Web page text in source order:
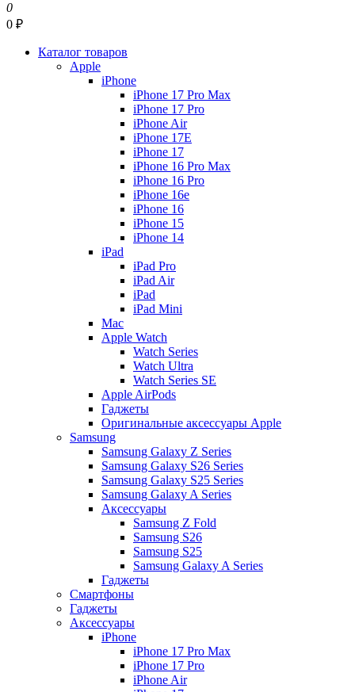
0
0 ₽
Каталог товаров
Apple
iPhone
iPhone 17 Pro Max
iPhone 17 Pro
iPhone Air
iPhone 17E
iPhone 17
iPhone 16 Pro Max
iPhone 16 Pro
iPhone 16e
iPhone 16
iPhone 15
iPhone 14
iPad
iPad Pro
iPad Air
iPad
iPad Mini
Mac
Apple Watch
Watch Series
Watch Ultra
Watch Series SE
Apple AirPods
Гаджеты
Оригинальные аксессуары Apple
Samsung
Samsung Galaxy Z Series
Samsung Galaxy S26 Series
Samsung Galaxy S25 Series
Samsung Galaxy A Series
Аксессуары
Samsung Z Fold
Samsung S26
Samsung S25
Samsung Galaxy A Series
Гаджеты
Смартфоны
Гаджеты
Аксессуары
iPhone
iPhone 17 Pro Max
iPhone 17 Pro
iPhone Air